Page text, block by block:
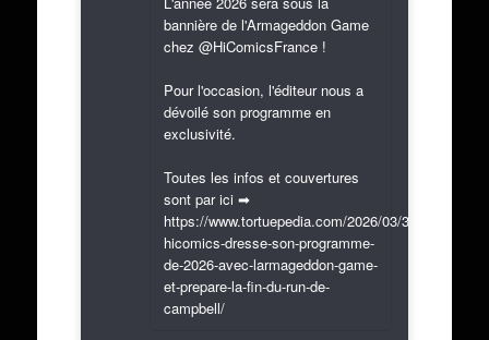
bannière de l'Armageddon Game
chez @HiComicsFrance !
Pour l'occasion, l'éditeur nous a
dévoilé son programme en
exclusivité.
Toutes les infos et couvertures
sont par ici ➡
https://www.tortuepedia.com/2026/03/31/exclusif-
hicomics-dresse-son-programme-
de-2026-avec-larmageddon-game-
et-prepare-la-fin-du-run-de-
campbell/